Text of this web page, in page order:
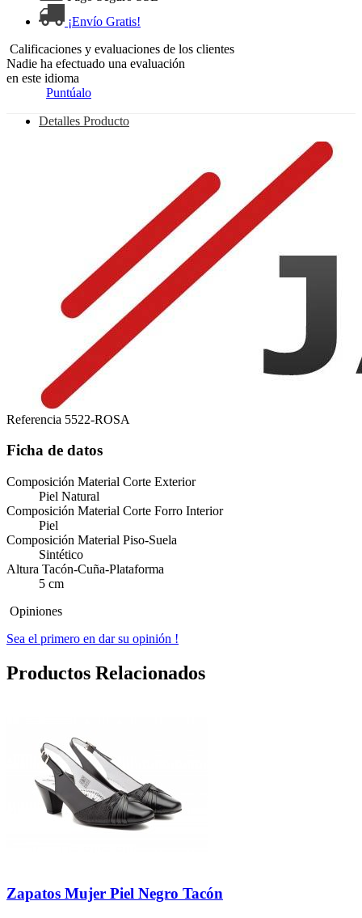
¡Envío Gratis!
Calificaciones y evaluaciones de los clientes
Nadie ha efectuado una evaluación
en este idioma
Puntúalo
Detalles Producto
Referencia 5522-ROSA
Ficha de datos
Composición Material Corte Exterior
Piel Natural
Composición Material Corte Forro Interior
Piel
Composición Material Piso-Suela
Sintético
Altura Tacón-Cuña-Plataforma
5 cm
Opiniones
Sea el primero en dar su opinión !
Productos Relacionados
Zapatos Mujer Piel Negro Tacón